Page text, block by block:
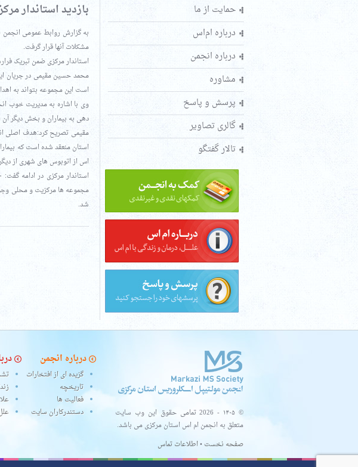
حمایت از ما
درباره ام‌اس
درباره انجمن
مشاوره
پرسش و پاسخ
گالری تصاویر
تالار گفتگو
بازدید استاندار
مشکلات آنها قرار گرفت.
استاندار مرکزی ضمن تبریک
محمد حسین مقیمی در جریان
است این مجموعه بتواند به
وی با اشاره به مدیریت خوب
دهی به بیماران و بخش دیگر آن
مقیمی تصریح کرد:هدف اصلی
استان منعقد شده است که
اس از اتوبوس های شهری از
مجموعه ها مرکزیت و محلی
شد.
© ۱۴۰۵ - 2026 تمامی حقوق این وب سایت
متعلق به انجمن ام اس استان مرکزی می باشد.
صفحه نخست•اطلاعات تماس
درباره انجمن
گزیده ای از افتخارات
تاریخچه
فعالیت ها
دستندرکاران سایت